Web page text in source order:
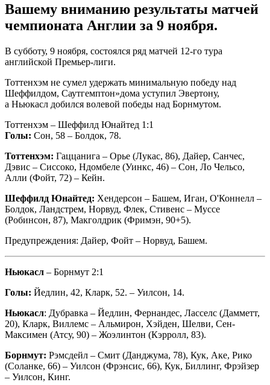
Вашему вниманию результаты матчей
чемпионата Англии за 9 ноября.
В субботу, 9 ноября, состоялся ряд матчей 12-го тура
английской Премьер-лиги.
Тоттенхэм не сумел удержать минимальную победу над
Шеффилдом, Саутгемптон»дома уступил Эвертону,
а Ньюкасл добился волевой победы над Борнмутом.
Тоттенхэм – Шеффилд Юнайтед 1:1
Голы: Сон, 58 – Болдок, 78.
Тоттенхэм: Гаццанига – Орье (Лукас, 86), Дайер, Санчес,
Дэвис – Сиссоко, Ндомбеле (Уинкс, 46) – Сон, Ло Чельсо,
Алли (Фойт, 72) – Кейн.
Шеффилд Юнайтед: Хендерсон – Башем, Иган, О'Коннелл –
Болдок, Ландстрем, Норвуд, Флек, Стивенс – Муссе
(Робинсон, 87), Макголдрик (Фримэн, 90+5).
Предупреждения: Дайер, Фойт – Норвуд, Башем.
Ньюкасл – Борнмут 2:1
Голы: Йедлин, 42, Кларк, 52. – Уилсон, 14.
Ньюкасл: Дубравка – Йедлин, Фернандес, Ласселс (Дамметт,
20), Кларк, Виллемс – Альмирон, Хэйден, Шелви, Сен-
Максимен (Атсу, 90) – Жоэлинтон (Кэрролл, 83).
Борнмут: Рэмсдейл – Смит (Данджума, 78), Кук, Аке, Рико
(Соланке, 66) – Уилсон (Фрэнсис, 66), Кук, Биллинг, Фрэйзер
– Уилсон, Кинг.